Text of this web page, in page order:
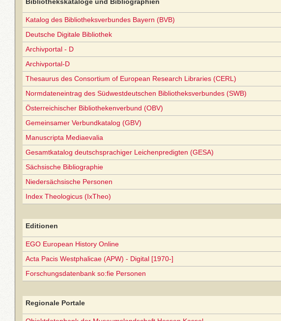
Katalog des Bibliotheksverbundes Bayern (BVB)
Deutsche Digitale Bibliothek
Archivportal - D
Archivportal-D
Thesaurus des Consortium of European Research Libraries (CERL)
Normdateneintrag des Südwestdeutschen Bibliotheksverbundes (SWB)
Österreichischer Bibliothekenverbund (OBV)
Gemeinsamer Verbundkatalog (GBV)
Manuscripta Mediaevalia
Gesamtkatalog deutschsprachiger Leichenpredigten (GESA)
Sächsische Bibliographie
Niedersächsische Personen
Index Theologicus (IxTheo)
Editionen
EGO European History Online
Acta Pacis Westphalicae (APW) - Digital [1970-]
Forschungsdatenbank so:fie Personen
Regionale Portale